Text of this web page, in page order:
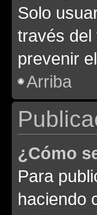
Solo
través del
prevenir
Arriba
¿Cómo
Para
haciendo